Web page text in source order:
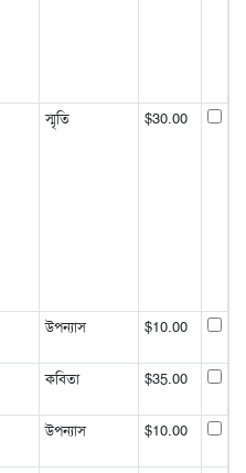
স্মৃতি $30.00
উপন্যাস $10.00
কবিতা $35.00
উপন্যাস $10.00